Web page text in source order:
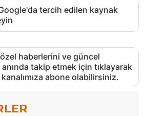
tercih edilen kaynak
özel haberlerini ve güncel
takip etmek için tıklayarak
abone olabilirsiniz.